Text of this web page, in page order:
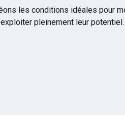
les conditions idéales pour
pleinement leur potentiel.